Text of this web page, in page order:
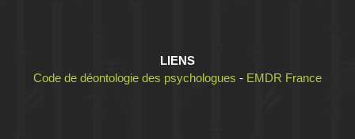
LIENS
Code de déontologie des psychologues - EMDR France